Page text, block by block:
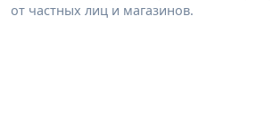
от частных лиц и магазинов.